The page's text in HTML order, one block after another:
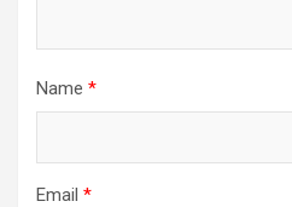
Name *
Email *